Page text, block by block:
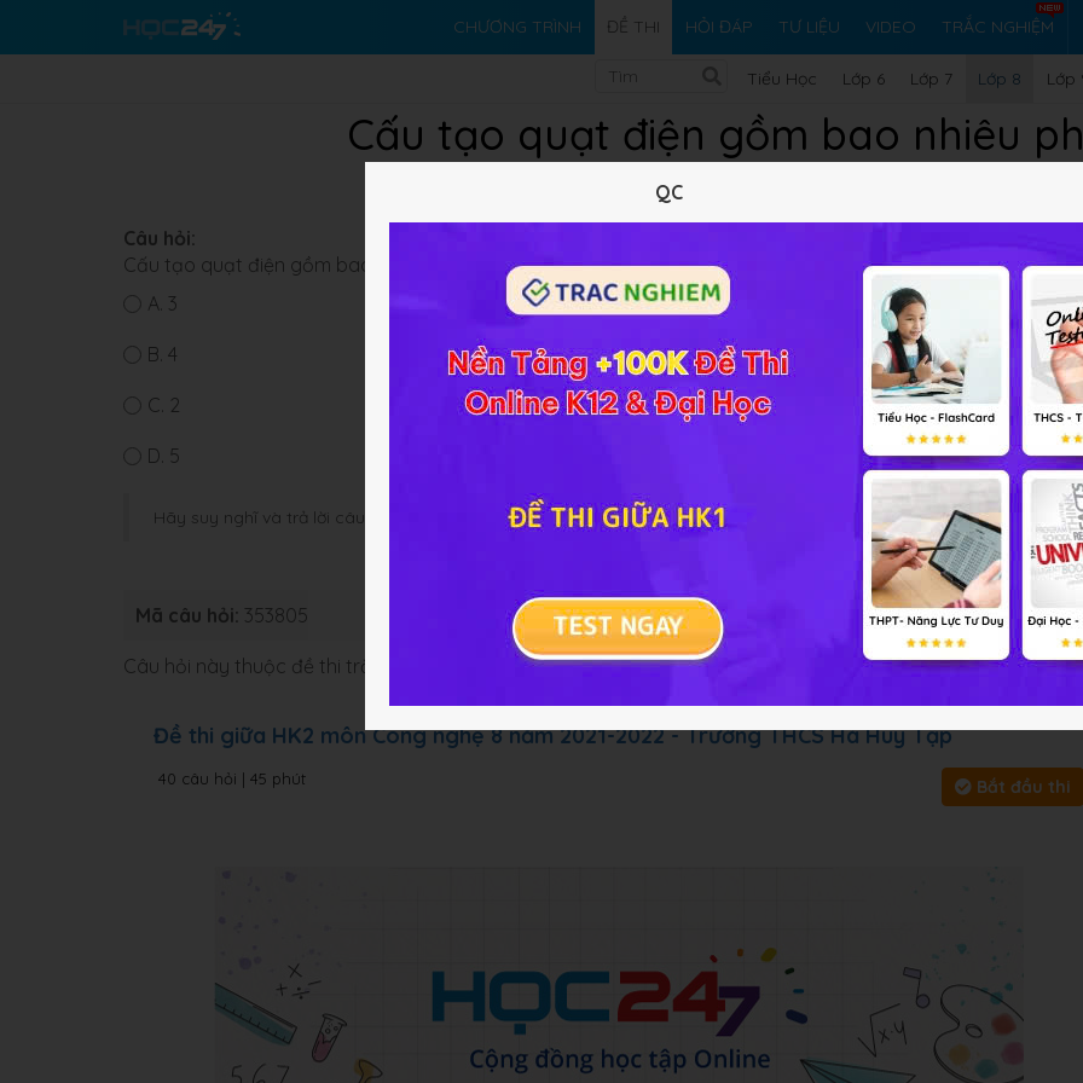
CHƯƠNG TRÌNH ĐỀ THI HỎI ĐÁP TƯ LIỆU VIDEO TRẮC NGHIỆM
Tiểu Học Lớp 6 Lớp 7 Lớp 8 Lớp
Cấu tạo quạt điện gồm bao nhiêu
Câu hỏi:
Cấu tạo quạt điện gồm bao nhiêu phần chính?
A. 3
B. 4
C. 2
D. 5
Hãy suy nghĩ và trả lời câu hỏi trước khi HOC247 cung cấp đáp án và lời giải
Mã câu hỏi: 353805 Loại bài: Bài tập Chủ đề : Môn học: Công
Câu hỏi này thuộc đề thi trắc nghiệm dưới đây, bấm vàoBắt đầu thi để làm toàn bài
Đề thi giữa HK2 môn Công nghệ 8 năm 2021-2022 - Trường THCS Hà Huy Tập
40 câu hỏi | 45 phút Bắt đầu thi
QC